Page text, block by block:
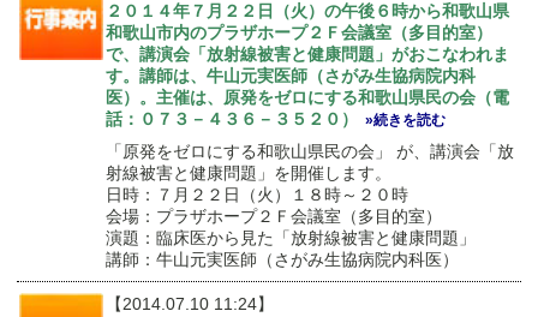
２０１４年７月２２日（火）の午後６時から和歌山県
和歌山市内のプラザホープ２Ｆ会議室（多目的室）
で、講演会「放射線被害と健康問題」がおこなわれま
す。講師は、牛山元実医師（さがみ生協病院内科
医）。主催は、原発をゼロにする和歌山県民の会（電
話：０７３－４３６－３５２０）
»続きを読む
「原発をゼロにする和歌山県民の会」 が、講演会「放
射線被害と健康問題」を開催します。
日時：７月２２日（火）１８時～２０時
会場：プラザホープ２Ｆ会議室（多目的室）
演題：臨床医から見た「放射線被害と健康問題」
講師：牛山元実医師（さがみ生協病院内科医）
【2014.07.10 11:24】